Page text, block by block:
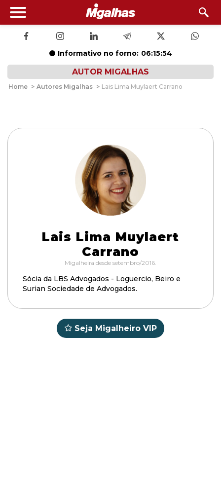
Informativo no forno: 06:15:54
AUTOR MIGALHAS
Home > Autores Migalhas > Lais Lima Muylaert Carrano
Lais Lima Muylaert
Carrano
Migalheira desde setembro/2016.
Sócia da LBS Advogados - Loguercio, Beiro e
Surian Sociedade de Advogados.
Seja Migalheiro VIP